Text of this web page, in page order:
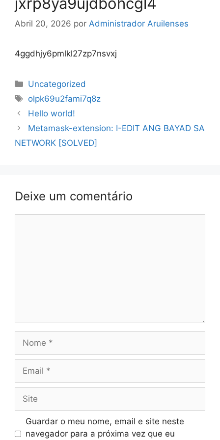
Abril 20, 2026 por Administrador Aruilenses
4ggdhjy6pmlkl27zp7nsvxj
Categorias
Uncategorized
Etiquetas
olpk69u2fami7q8z
Navegação
de
Hello world!
Metamask-extension: I-EDIT ANG BAYAD SA
NETWORK [SOLVED]
Deixe um comentário
Nome
Email
Site
Guardar o meu nome, email e site neste
navegador para a próxima vez que eu